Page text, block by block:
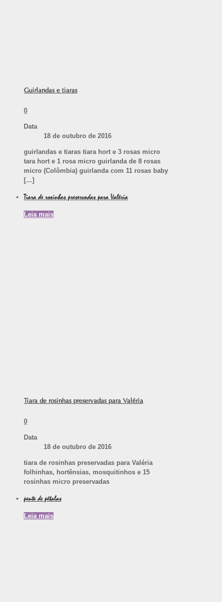
Guirlandas e tiaras
0
Data
18 de outubro de 2016
guirlandas e tiaras tiara hort e 3 rosas micro
tara hort e 1 rosa micro guirlanda de 8 rosas
micro (Colômbia) guirlanda com 11 rosas baby
[…]
Tiara de rosinhas preservadas para Valéria
Leia mais
Tiara de rosinhas preservadas para Valéria
0
Data
18 de outubro de 2016
tiara de rosinhas preservadas para Valéria
folhinhas, hortênsias, mosquitinhos e 15
rosinhas micro preservadas
pente de pétalas
Leia mais